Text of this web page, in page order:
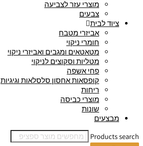
מוצרי עזר לצביעה
צבעים
ציוד לבית
אביזרי מטבח
חומרי ניקוי
מטאטאים ומגבים ואביזרי ניקוי
מטליות וסקוצים לניקוי
פחי אשפה
קופסאות אחסון סלסלאות וגיגיות
ריחות
מוצרי כביסה
שונות
מבצעים
Products search